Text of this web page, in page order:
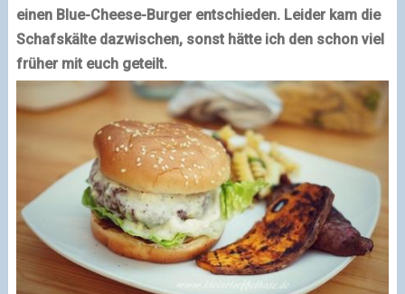
einen Blue-Cheese-Burger entschieden. Leider kam die
Schafskälte dazwischen, sonst hätte ich den schon viel
früher mit euch geteilt.